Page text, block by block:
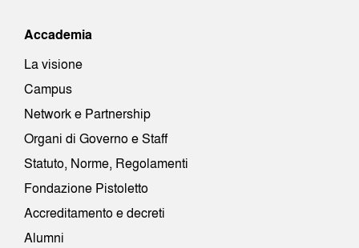
Accademia
La visione
Campus
Network e Partnership
Organi di Governo e Staff
Statuto, Norme, Regolamenti
Fondazione Pistoletto
Accreditamento e decreti
Alumni